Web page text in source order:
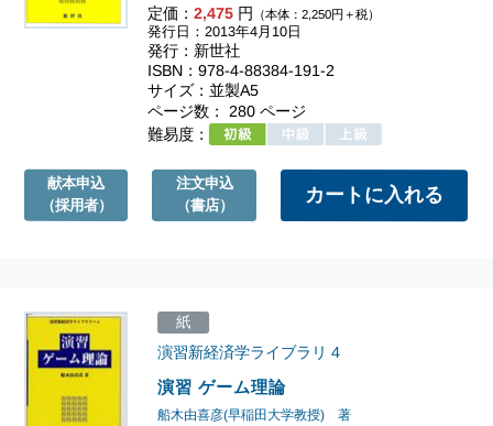
定価：2,475 円 （本体：2,250円＋税）
発行日：2013年4月10日
発行：新世社
ISBN：978-4-88384-191-2
サイズ：並製A5
ページ数： 280 ページ
難易度：
献本申込
（採用者）
注文申込
（書店）
演習 ゲーム理論
演習新経済学ライブラリ 4
船木由喜彦(早稲田大学教授) 著
紙